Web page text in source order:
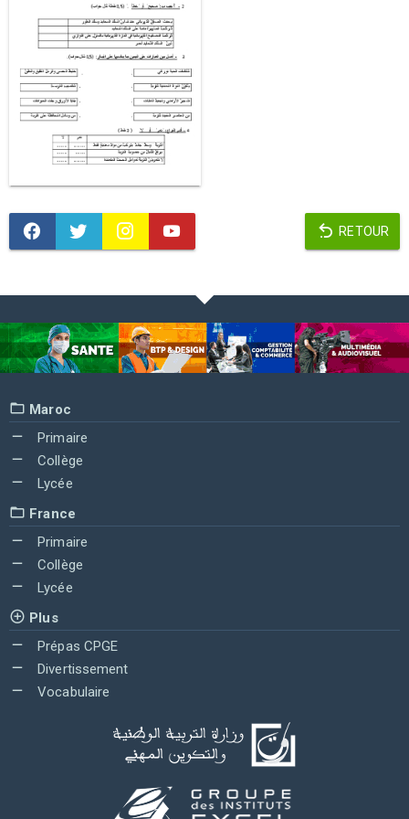
RETOUR
Maroc
Primaire
Collège
Lycée
France
Primaire
Collège
Lycée
Plus
Prépas CPGE
Divertissement
Vocabulaire